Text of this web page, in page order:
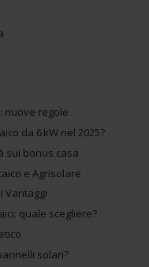
nuove regole
da 6 kW nel 2025?
sui bonus casa
e Agrisolare
Vantaggi
quale scegliere?
solari?